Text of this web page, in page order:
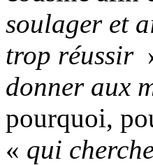
soulager et
trop réussir
donner aux
pourquoi,
« qui